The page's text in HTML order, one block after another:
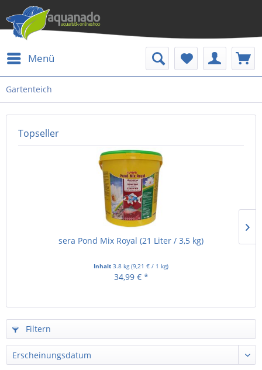
Menü
Gartenteich
Topseller
sera Pond Mix Royal (21 Liter / 3,5 kg)
Inhalt 3.8 kg(9,21 € / 1 kg)
34,99 € *
Filtern